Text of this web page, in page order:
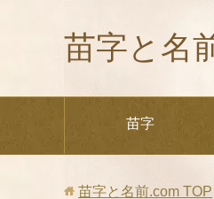
苗字と名
苗字
苗字と名前.com TOP